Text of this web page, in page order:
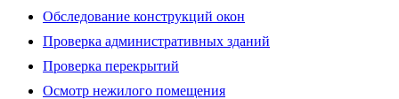
Обследование конструкций окон
Проверка административных зданий
Проверка перекрытий
Осмотр нежилого помещения